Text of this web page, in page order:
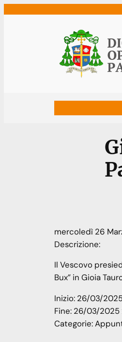
mercoledì 26
Descrizione:
Il Vescovo
Bux” in Gioia
Inizio: 26/03/
Fine: 26/03/2025
Categorie: